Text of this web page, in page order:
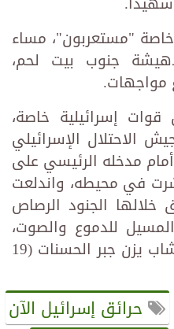
"مستعربون"، مساء
جنوب بيت لحم،
مواجهات.
إسرائيلية خاصة،
الاحتلال الإسرائيلي
مدخله الرئيسي على
في محيطه، واندلعت
الجنود الرصاص
للدموع والصوت،
واعتقلت قوات الاحتلال الشاب يزن جبر الحسنات (19
حرائق إسرائيل الآن